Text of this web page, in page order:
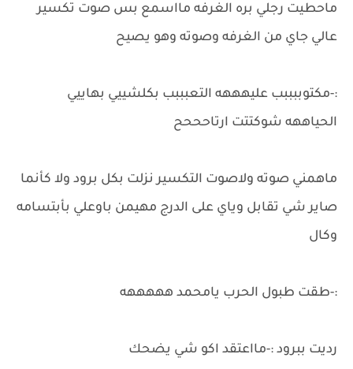
ماحطيت رجلي بره الغرفه مااسمع بس صوت تكسير
عالي جاي من الغرفه وصوته وهو يصيح
:-مكتوببببب عليهههه التعبببب بكلشييي بهاييي
الحياههه شوكتتت ارتاحححح
ماهمني صوته ولاصوت التكسير نزلت بكل برود ولا كأنما
صاير شي تقابل وياي على الدرج مهيمن باوعلي بأبتسامه
وكال
:-طقت طبول الحرب يامحمد هههههه
رديت ببرود :-مااعتقد اكو شي يضحك